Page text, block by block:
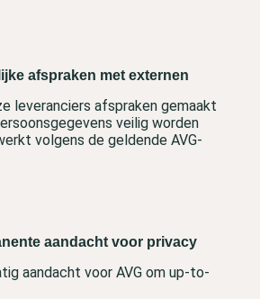
afspraken met externen
leveranciers afspraken gemaakt
veilig worden
volgens de geldende AVG-
aandacht voor privacy
aandacht voor AVG om up-to-